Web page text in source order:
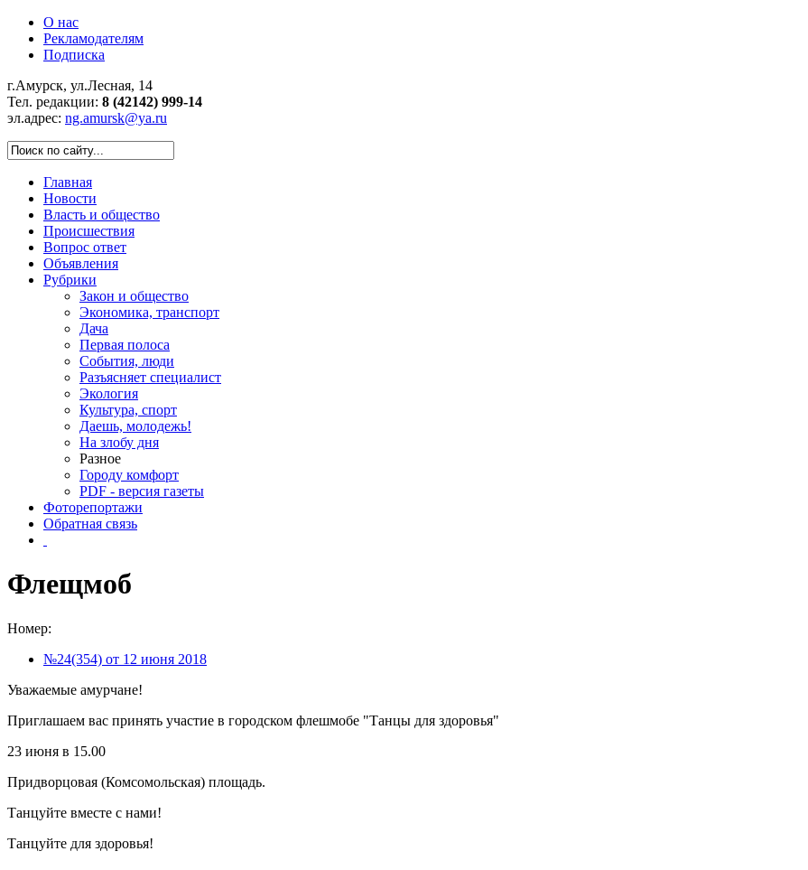
О нас
Рекламодателям
Подписка
г.Амурск, ул.Лесная, 14
Тел. редакции: 8 (42142) 999-14
эл.адрес: ng.amursk@ya.ru
Главная
Новости
Власть и общество
Происшествия
Вопрос ответ
Объявления
Рубрики
Закон и общество
Экономика, транспорт
Дача
Первая полоса
События, люди
Разъясняет специалист
Экология
Культура, спорт
Даешь, молодежь!
На злобу дня
Разное
Городу комфорт
PDF - версия газеты
Фоторепортажи
Обратная связь
Флещмоб
Номер:
№24(354) от 12 июня 2018
Уважаемые амурчане!
Приглашаем вас принять участие в городском флешмобе "Танцы для здоровья"
23 июня в 15.00
Придворцовая (Комсомольская) площадь.
Танцуйте вместе с нами!
Танцуйте для здоровья!